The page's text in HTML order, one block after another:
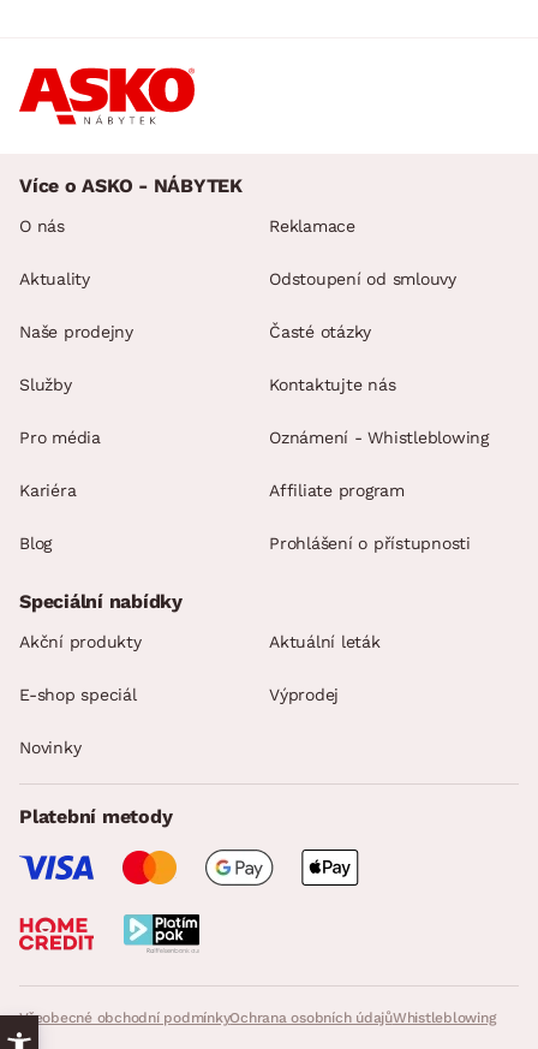
Více o ASKO - NÁBYTEK
O nás
Aktuality
Naše prodejny
Služby
Pro média
Kariéra
Blog
Reklamace
Odstoupení od smlouvy
Časté otázky
Kontaktujte nás
Oznámení - Whistleblowing
Affiliate program
Prohlášení o přístupnosti
Všeobecné obchodní podmínkyOchrana osobních údajůWhistleblowing
Speciální nabídky
Akční produkty Aktuální leták
E-shop speciál Výprodej
Novinky
Platební metody